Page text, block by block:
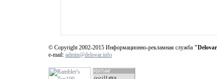
© Copyright 2002-2015 Информационно-рекламная служба
e-mail: admin@delovar.info